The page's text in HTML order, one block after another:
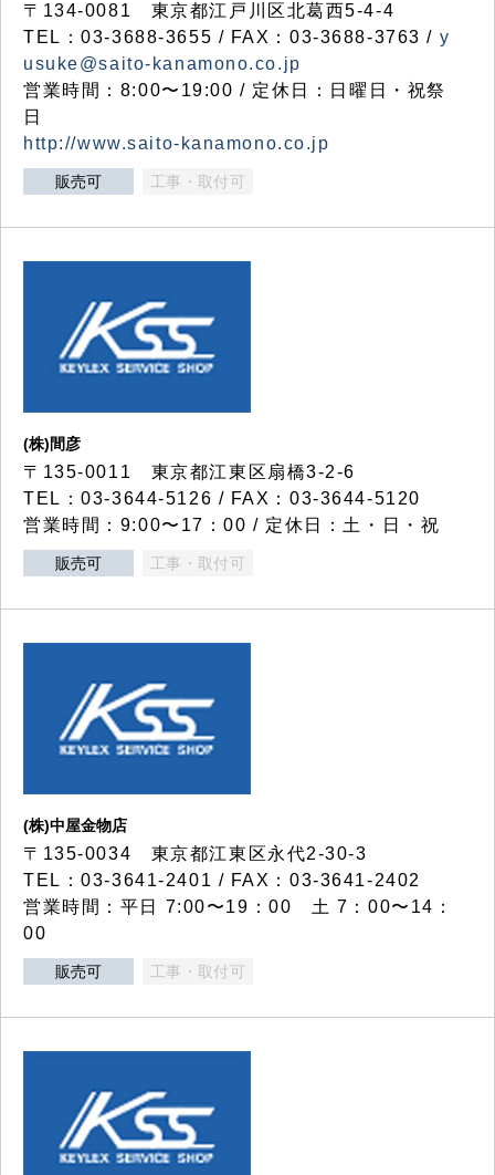
〒134-0081 東京都江戸川区北葛西5-4-4
TEL：03-3688-3655 / FAX：03-3688-3763 / y
usuke@saito-kanamono.co.jp
営業時間：8:00〜19:00 / 定休日：日曜日・祝祭
日
http://www.saito-kanamono.co.jp
販売可 工事・取付可
(株)間彦
〒135-0011 東京都江東区扇橋3-2-6
TEL：03-3644-5126 / FAX：03-3644-5120
営業時間：9:00〜17：00 / 定休日：土・日・祝
販売可 工事・取付可
(株)中屋金物店
〒135-0034 東京都江東区永代2-30-3
TEL：03-3641-2401 / FAX：03-3641-2402
営業時間：平日 7:00〜19：00 土 7：00〜14：
00
販売可 工事・取付可